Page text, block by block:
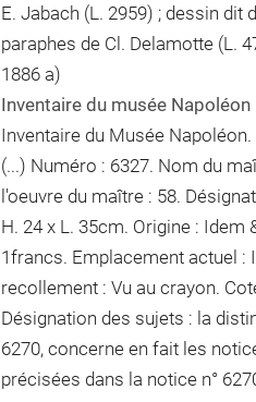
E. Jabach (L. 2959) ; dessin dit
paraphes de Cl. Delamotte (L.
1886 a)
Inventaire du musée Napoléon
Inventaire du Musée
(...) Numéro : 6327. Nom du
l'oeuvre du maître : 58.
H. 24 x L. 35cm. Origine :
1francs. Emplacement actuel :
recollement : Vu au crayon.
Désignation des sujets : la
6270, concerne en fait les
précisées dans la notice n°